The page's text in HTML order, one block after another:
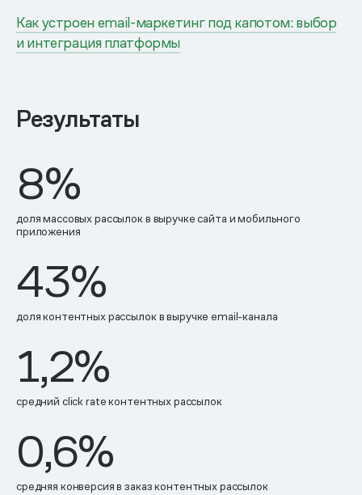
Как устроен email-маркетинг под капотом: выбор
и интеграция платформы
Результаты
8%
доля массовых рассылок в выручке сайта и мобильного
приложения
43%
доля контентных рассылок в выручке email-канала
1,2%
средний click rate контентных рассылок
0,6%
средняя конверсия в заказ контентных рассылок